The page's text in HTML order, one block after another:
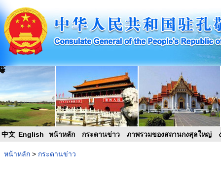
中文 English หน้าหลัก กระดานข่าว ภาพรวมของสถานกงสุลใหญ่
หน้าหลัก > กระดานข่าว